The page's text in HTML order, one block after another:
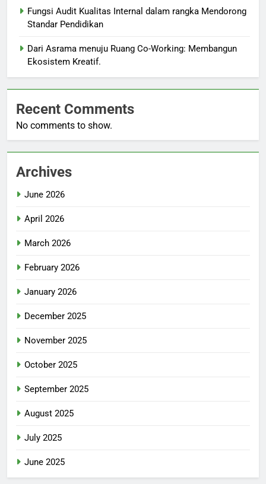
Fungsi Audit Kualitas Internal dalam rangka Mendorong
Standar Pendidikan
Dari Asrama menuju Ruang Co-Working: Membangun
Ekosistem Kreatif.
Recent Comments
No comments to show.
Archives
June 2026
April 2026
March 2026
February 2026
January 2026
December 2025
November 2025
October 2025
September 2025
August 2025
July 2025
June 2025